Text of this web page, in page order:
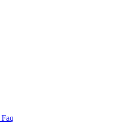
Faq